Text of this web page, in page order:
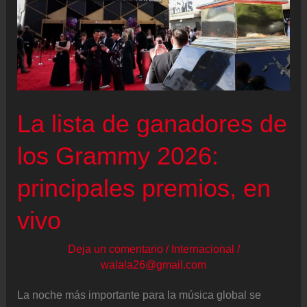
La lista de ganadores de
los Grammy 2026:
principales premios, en
vivo
Deja un comentario / Internacional /
walala26@gmail.com
La noche más importante para la música global se